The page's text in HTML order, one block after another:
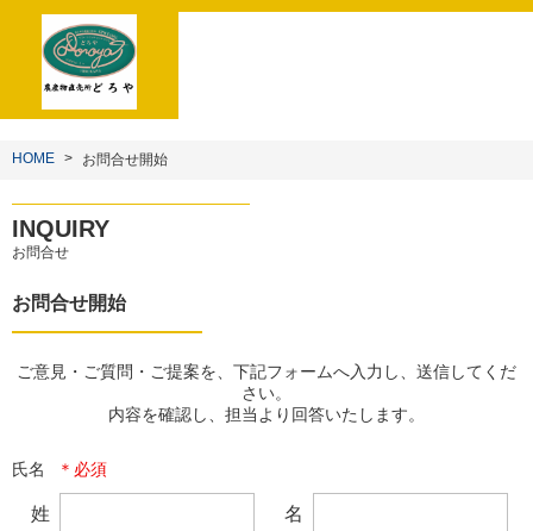
HOME お問合せ開始
INQUIRY
お問合せ
お問合せ開始
ご意見・ご質問・ご提案を、下記フォームへ入力し、送信してくだ
さい。
内容を確認し、担当より回答いたします。
氏名
姓 名